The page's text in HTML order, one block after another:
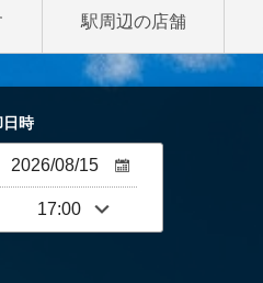
駅周辺の店舗
日時